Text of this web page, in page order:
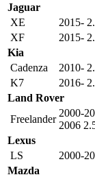
Jaguar
XE
2015-
XF
2015-
Kia
Cadenza
2010-
K7
2016-
Land Rover
Freelander
2000-
2006
Lexus
LS
2000-
Mazda